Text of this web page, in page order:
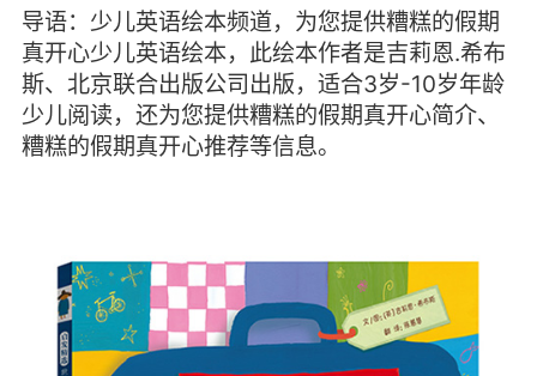
导语：少儿英语绘本频道，为您提供糟糕的假期
真开心少儿英语绘本，此绘本作者是吉莉恩.希布
斯、北京联合出版公司出版，适合3岁-10岁年龄
少儿阅读，还为您提供糟糕的假期真开心简介、
糟糕的假期真开心推荐等信息。